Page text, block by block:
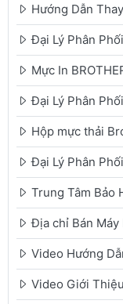
Hướng Dẫn
Đại Lý Phân
Mực In
Đại Lý Phân
Hộp mực thải
Đại Lý Phân
Trung Tâm Bảo
Địa chỉ Bán Máy
Video Hướng
Video Giới